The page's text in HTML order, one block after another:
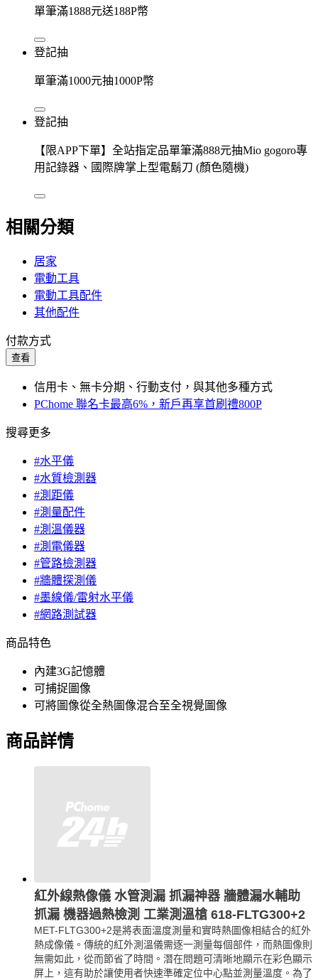
單筆滿1888元送188P幣
登記抽
單筆滿1000元抽1000P幣
登記抽
【限APP下單】全站指定品單筆滿888元抽Mio gogoro專
用記錄器、國際牌掌上型電鬍刀 (顏色隨機)
相關分類
居家
電動工具
電動工具配件
其他配件
付款方式
查看
信用卡、無卡分期、行動支付，與其他多種方式
PChome 聯名卡最高6%，新戶再享首刷禮800P
搜尋更多
#水平儀
#水質檢測器
#測距儀
#測量配件
#測溫儀器
#測電儀器
#管路檢測器
#牆體探測儀
#墨線儀/雷射水平儀
#網路測試器
商品特色
內建3G記憶體
可捕捉圖像
可將圖像從全熱圖像混合至全視覺圖像
商品詳情
紅外線熱像儀 水管測漏 抓漏神器 牆體漏水輔助
抓漏 機器過熱檢測 工業測溫槍 618-FLTG300+2
MET-FLTG300+2是將表面溫度測量和實時熱圖像相結合的紅外
熱成像儀。傳統的紅外測溫儀需逐一測量每個部件，而熱圖像則
無需如此，從而節省了時間。潛在問題可清晰地顯示在彩色顯示
屏上，這有助於讓使用者快速準確定位中心點並測量溫度。為了